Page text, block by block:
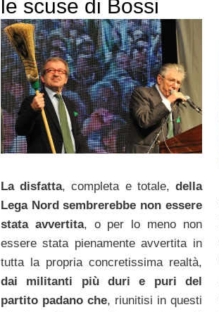
le scuse di Bossi
La disfatta, completa e totale, della
Lega Nord sembrerebbe non essere
stata avvertita, o per lo meno non
essere stata pienamente avvertita in
tutta la propria concretissima realtà,
dai militanti più duri e puri del
partito padano che, riunitisi in questi